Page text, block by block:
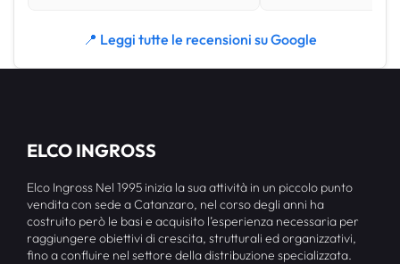
📍 Leggi tutte le recensioni su Google
ELCO INGROSS
Elco Ingross Nel 1995 inizia la sua attività in un piccolo punto
vendita con sede a Catanzaro, nel corso degli anni ha
costruito però le basi e acquisito l’esperienza necessaria per
raggiungere obiettivi di crescita, strutturali ed organizzativi,
fino a confluire nel settore della distribuzione specializzata.